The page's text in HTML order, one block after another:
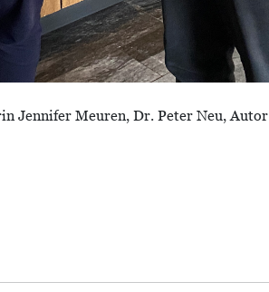
Jennifer Meuren, Dr. Peter Neu, Autor